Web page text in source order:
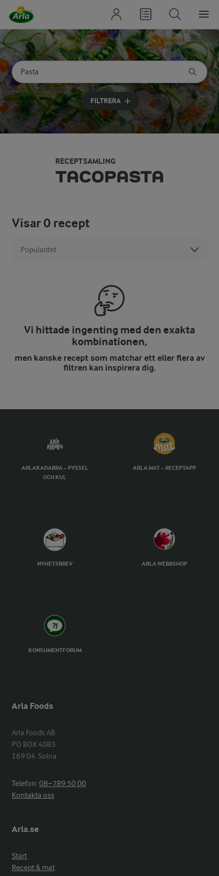
Sök på kategori eller ingrediens
Skriv in sökord för att få förslag
FILTRERA
RECEPTSAMLING
TACOPASTA
Visar0 recept
Popularitet
Vi hittade ingenting med den exakta
kombinationen,
men kanske recept som matchar ett eller flera av
filtren kan inspirera dig.
ARLAKADABRA – PYSSEL
OCH KUL
ARLA MAT – RECEPTAPP
NYHETSBREV ARLA WEBBSHOP
KONSUMENTFORUM
Arla Foods
Arla Foods AB
PO BOX 4083
169 04  Solna
Telefon:08−789 50 00
Kontakta oss
Arla.se
Start
Recept & mat